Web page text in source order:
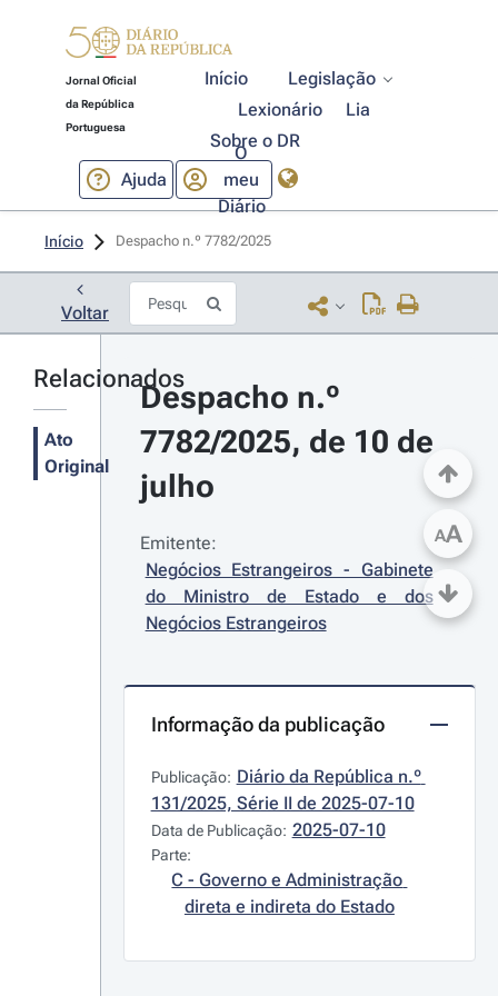
Jornal Oficial
da República
Portuguesa
Início
Legislação
Lexionário
Lia
Sobre o DR
Ajuda
O
meu
Diário
Início Despacho n.º 7782/2025
Voltar
Relacionados
Ato
Original
Despacho n.º
7782/2025, de 10 de
julho
Emitente:
Negócios Estrangeiros - Gabinete
do Ministro de Estado e dos
Negócios Estrangeiros
Informação da publicação
Publicação: Diário da República n.º
131/2025, Série II de 2025-07-10
Data de Publicação: 2025-07-10
Parte:
C - Governo e Administração
direta e indireta do Estado
AA